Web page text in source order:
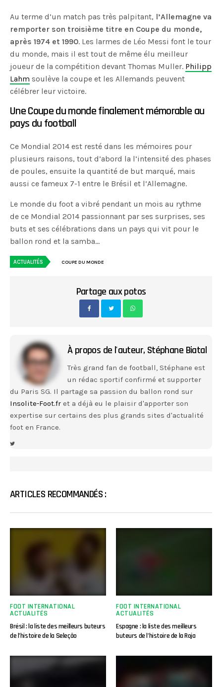
Au terme d’un match pas très palpitant, l’Allemagne va
remporter son troisième titre en Coupe du monde,
après 1974 et 1990. Les larmes de Léo Messi font le tour
du monde, mais il est tout de même élu meilleur
joueur de la compétition devant Thomas Muller. Philipp
Lahm soulève la coupe et les Allemands peuvent
célébrer leur victoire.
Une Coupe du monde finalement mémorable au
pays du football
Ce Mondial 2014 est resté dans les mémoires pour
plusieurs raisons, tout d’abord la l’intensité des phases
de poules, ensuite la quantité de but marqué, mais
aussi ce fameux 7-1 entre le Brésil et l’Allemagne.
Le monde du foot a vibré pendant un mois au rythme
de ce Mondial 2014 passionnant par ses surprises, ses
buts et ses célébrations dans un pays qui vit pour le
ballon rond et la samba…
ACTUALITÉS COUPE DU MONDE
Partage aux potos
À propos de l'auteur, Stéphane Biatal
Très grand fan de football, Stéphane est
un rédac sportif confirmé et supporter
du Paris SG. Il partage sa passion du ballon rond sur
Insolite-Foot.fr et a déjà eu le plaisir d'apporter son
expertise sur certains des plus grands sites d'actualité
foot en France.
ARTICLES RECOMMANDÉS :
FOOT INTERNATIONAL
ACTUALITÉS
Brésil : la liste des meilleurs buteurs
de l’histoire de la Seleção
FOOT INTERNATIONAL
ACTUALITÉS
Espagne : la liste des meilleurs
buteurs de l’histoire de la Roja